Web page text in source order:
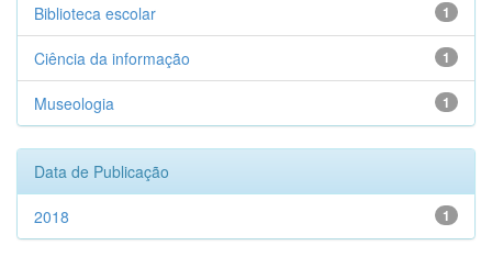
1
Biblioteca escolar
1
Ciência da informação
1
Museologia
Data de Publicação
1
2018